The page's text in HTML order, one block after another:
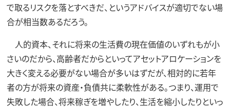
で取るリスクを落とすべきだ、というアドバイスが適切でない場
合が相当数あるだろう。
人的資本、それに将来の生活費の現在価値のいずれもが小
さいのだから、高齢者だからといってアセットアロケーションを
大きく変える必要がない場合が多いはずだが、相対的に若年
者の方が将来の資産・負債共に柔軟性がある。つまり、運用で
失敗した場合、将来稼ぎを増やしたり、生活を縮小したりといっ